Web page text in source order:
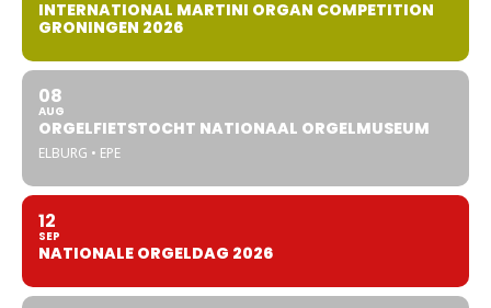
INTERNATIONAL MARTINI ORGAN COMPETITION
GRONINGEN 2026
08
AUG
ORGELFIETSTOCHT NATIONAAL ORGELMUSEUM
ELBURG • EPE
12
SEP
NATIONALE ORGELDAG 2026